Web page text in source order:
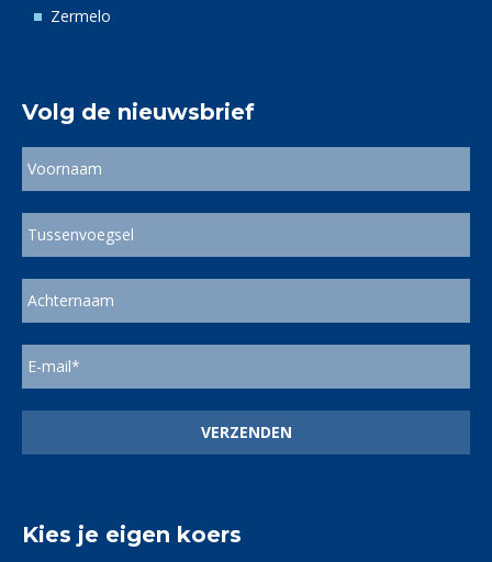
Zermelo
Volg de nieuwsbrief
Kies je eigen koers